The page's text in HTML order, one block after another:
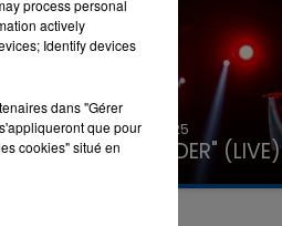
31 janvier 2025
GIMS "SPIDER" (LIVE)
process personal
actively
Identify devices
dans "Gérer
que pour
cookies" situé en